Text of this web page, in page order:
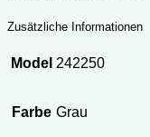
Zusätzliche Informationen
Model 242250
Farbe Grau